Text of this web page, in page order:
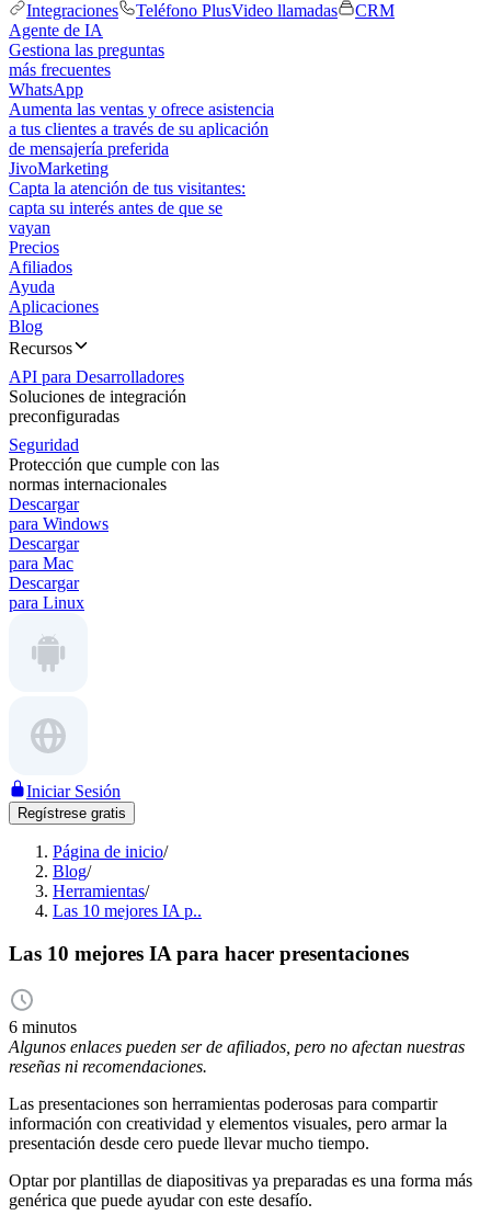
Integraciones
Teléfono PlusVideo llamadas
CRM
Agente de IA
Gestiona las preguntas
más frecuentes
WhatsApp
Aumenta las ventas y ofrece asistencia
a tus clientes a través de su aplicación
de mensajería preferida
JivoMarketing
Capta la atención de tus visitantes:
capta su interés antes de que se
vayan
Precios
Afiliados
Ayuda
Aplicaciones
Blog
Recursos
API para Desarrolladores
Soluciones de integración
preconfiguradas
Seguridad
Protección que cumple con las
normas internacionales
Descargar
para Windows
Descargar
para Mac
Descargar
para Linux
Iniciar Sesión
Regístrese gratis
Página de inicio/
Blog/
Herramientas/
Las 10 mejores IA p..
Las 10 mejores IA para hacer presentaciones
6 minutos
Algunos enlaces pueden ser de afiliados, pero no afectan nuestras
reseñas ni recomendaciones.
Las presentaciones son herramientas poderosas para compartir
información con creatividad y elementos visuales, pero armar la
presentación desde cero puede llevar mucho tiempo.
Optar por plantillas de diapositivas ya preparadas es una forma más
genérica que puede ayudar con este desafío.